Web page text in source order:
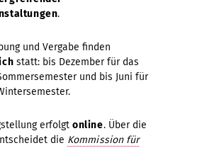
.
und Vergabe finden
statt: bis Dezember für das
und bis Juni für
erfolgt online. Über die
die Kommission für